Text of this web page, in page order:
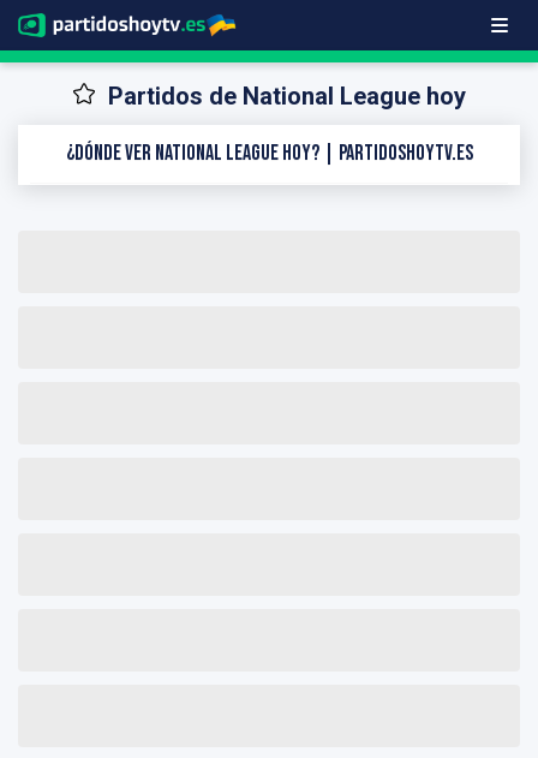
Partidos de National League hoy
¿Dónde ver National League hoy? | PartidosHoyTV.es